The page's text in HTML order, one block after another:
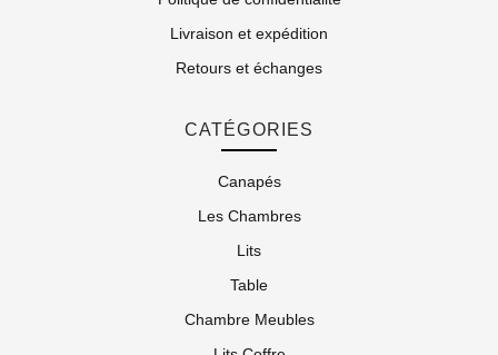
Livraison et expédition
Retours et échanges
CATÉGORIES
Canapés
Les Chambres
Lits
Table
Chambre Meubles